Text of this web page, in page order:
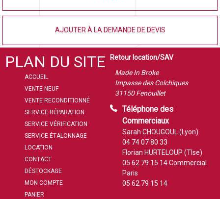
AJOUTER À LA DEMANDE DE DEVIS
PLAN DU SITE
ACCUEIL
VENTE NEUF
VENTE RECONDITIONNÉ
SERVICE RÉPARATION
SERVICE VÉRIFICATION
SERVICE ÉTALONNAGE
LOCATION
CONTACT
DÉSTOCKAGE
MON COMPTE
PANIER
Retour location/SAV
Made In Broke
Impasse des Colchiques
31150 Fenouillet
Téléphone des
Commerciaux
Sarah CHOUGOUL (Lyon)
04 74 07 80 33
Florian HURTELOUP (Tlse)
05 62 79 15 14Commercial
Paris
05 62 79 15 14